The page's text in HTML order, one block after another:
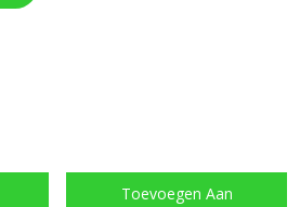
Toevoegen Aan